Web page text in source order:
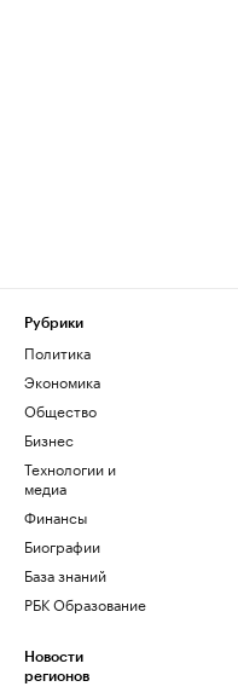
Рубрики
Политика
Экономика
Общество
Бизнес
Технологии и
медиа
Финансы
Биографии
База знаний
РБК Образование
Новости
регионов